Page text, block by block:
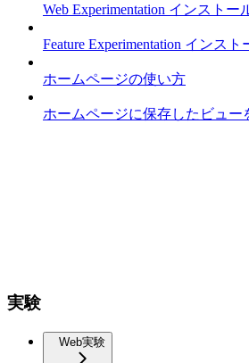
Web Experimentation インストー
Feature Experimentation インスト
ホームページの使い方
ホームページに保存したビュー
実験
Web実験